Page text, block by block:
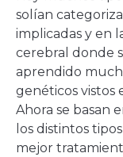
solían
implicadas y en
cerebral donde
aprendido
genéticos vistos
Ahora se basan
los distintos
mejor